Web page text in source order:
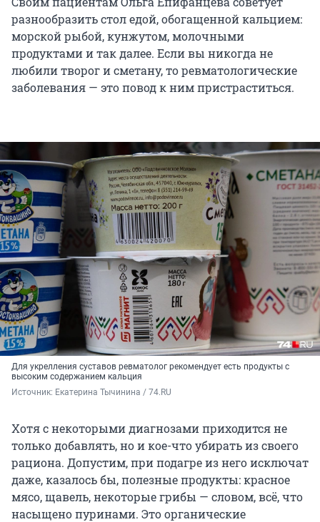
разнообразить стол едой, обогащенной кальцием:
морской рыбой, кунжутом, молочными
продуктами и так далее. Если вы никогда не
любили творог и сметану, то ревматологические
заболевания — это повод к ним пристраститься.
Для укрелления суставов ревматолог рекомендует есть продукты с
высоким содержанием кальция
Источник: Екатерина Тычинина / 74.RU
Хотя с некоторыми диагнозами приходится не
только добавлять, но и кое-что убирать из своего
рациона. Допустим, при подагре из него исключат
даже, казалось бы, полезные продукты: красное
мясо, щавель, некоторые грибы — словом, всё, что
насыщено пуринами. Это органические